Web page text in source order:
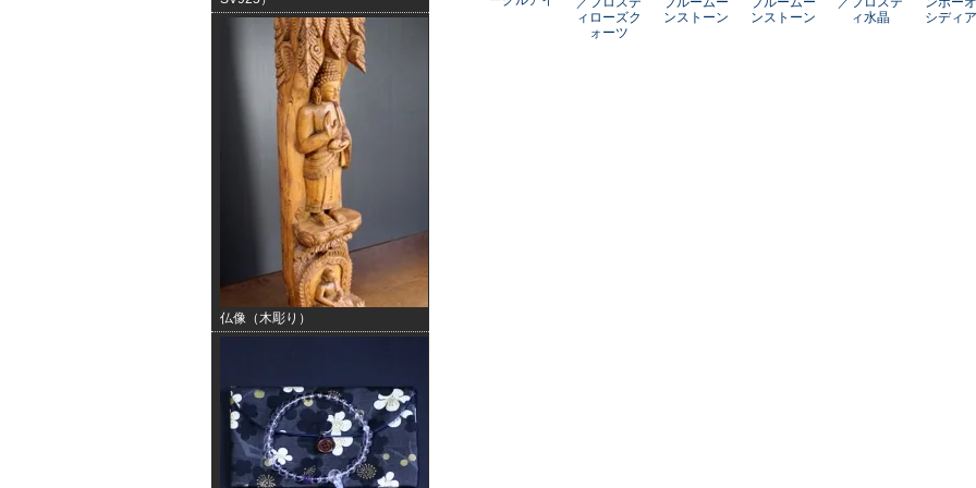
仏像（木彫り）
ィローズク
ォーツ
ンストーン
ンストーン
ィ水晶
シディ